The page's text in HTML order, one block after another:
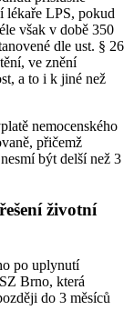
lékaře LPS, pokud
však v době 350
dle ust. § 26
ve znění
a to i k jiné než
nemocenského
přičemž
být delší než 3
životní
po uplynutí
Brno, která
do 3 měsíců